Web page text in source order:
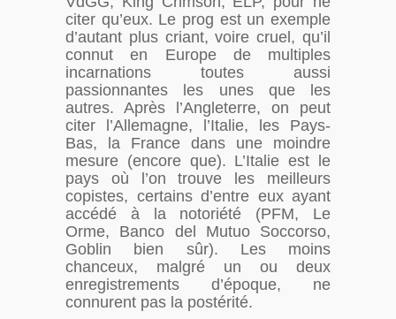
citer qu’eux. Le prog est un exemple
d’autant plus criant, voire cruel, qu’il
connut en Europe de multiples
incarnations toutes aussi
passionnantes les unes que les
autres. Après l’Angleterre, on peut
citer l’Allemagne, l’Italie, les Pays-
Bas, la France dans une moindre
mesure (encore que). L’Italie est le
pays où l’on trouve les meilleurs
copistes, certains d’entre eux ayant
accédé à la notoriété (PFM, Le
Orme, Banco del Mutuo Soccorso,
Goblin bien sûr). Les moins
chanceux, malgré un ou deux
enregistrements d’époque, ne
connurent pas la postérité.